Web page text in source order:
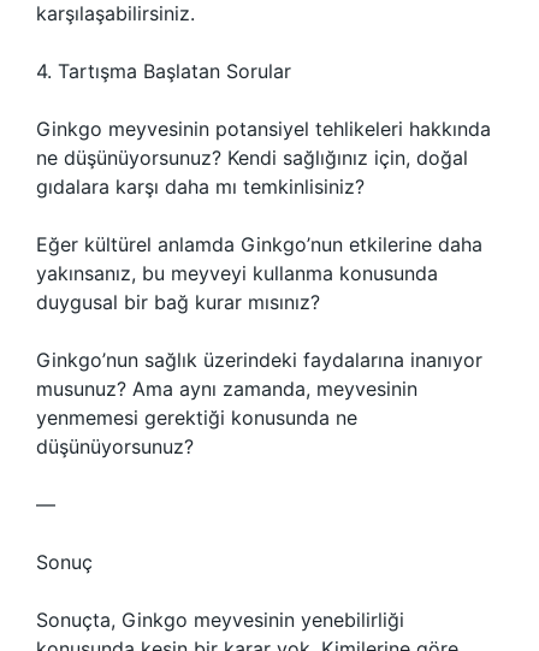
karşılaşabilirsiniz.
4. Tartışma Başlatan Sorular
Ginkgo meyvesinin potansiyel tehlikeleri hakkında
ne düşünüyorsunuz? Kendi sağlığınız için, doğal
gıdalara karşı daha mı temkinlisiniz?
Eğer kültürel anlamda Ginkgo’nun etkilerine daha
yakınsanız, bu meyveyi kullanma konusunda
duygusal bir bağ kurar mısınız?
Ginkgo’nun sağlık üzerindeki faydalarına inanıyor
musunuz? Ama aynı zamanda, meyvesinin
yenmemesi gerektiği konusunda ne
düşünüyorsunuz?
—
Sonuç
Sonuçta, Ginkgo meyvesinin yenebilirliği